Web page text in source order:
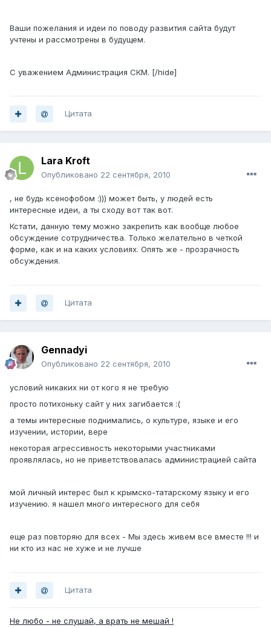
Ваши пожелания и идеи по поводу развития сайта будут
учтены и рассмотрены в будущем.
С уважением Администрация СКМ. [/hide]
Цитата
Lara Kroft
Опубликовано 22 сентября, 2010
, не будь ксенофобом :))) может быть, у людей есть
интересные идеи, а ты сходу вот так вот.
Кстати, данную тему можно закрепить как вообще любое
обсуждение сотрудничества. Только желательно в четкой
форме, как и на каких условиях. Опять же - прозрачность
обсуждения.
Цитата
Gennadyi
Опубликовано 22 сентября, 2010
условий никаких ни от кого я не требую
просто потихоньку сайт у них загибается :(
а темы интересные поднимались, о культуре, языке и его
изучении, истории, вере
некоторая агрессивность некоторыми участниками
проявлялась, но не приветствовалась администрацией сайта
мой личный интерес был к крымско-татарскому языку и его
изучению. я нашел много интересного для себя
еще раз повторяю для всех - Мы здесь живем все вместе !!! и
ни кто из нас не хуже и не лучше
Цитата
Не любо - не слушай, а врать не мешай !